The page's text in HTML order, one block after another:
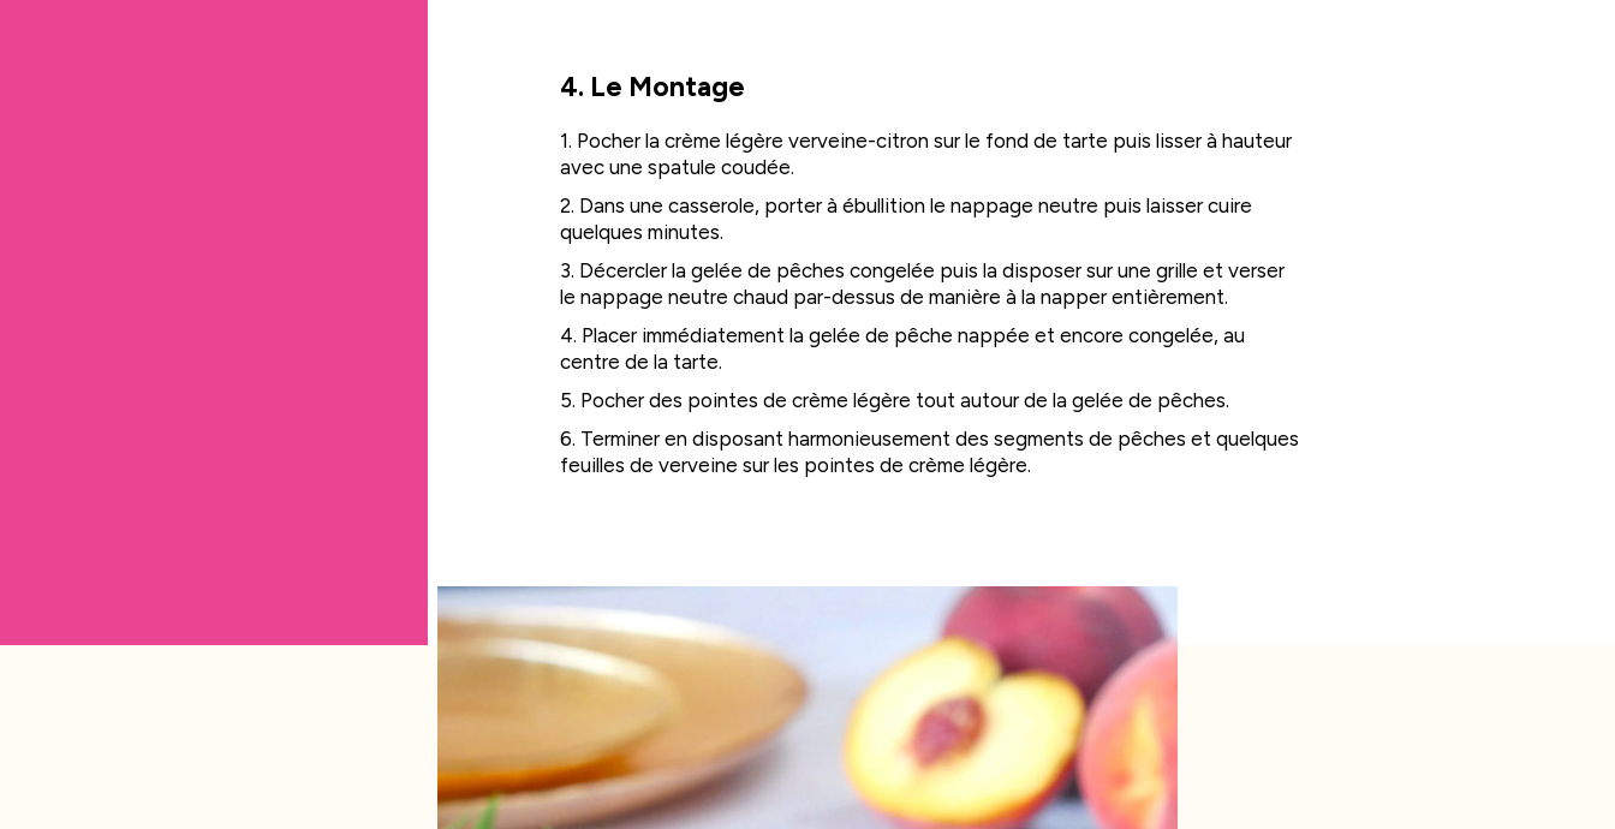
4. Le Montage
1. Pocher la crème légère verveine-citron sur le fond de tarte puis lisser à hauteur
avec une spatule coudée.
2. Dans une casserole, porter à ébullition le nappage neutre puis laisser cuire
quelques minutes.
3. Décercler la gelée de pêches congelée puis la disposer sur une grille et verser
le nappage neutre chaud par-dessus de manière à la napper entièrement.
4. Placer immédiatement la gelée de pêche nappée et encore congelée, au
centre de la tarte.
5. Pocher des pointes de crème légère tout autour de la gelée de pêches.
6. Terminer en disposant harmonieusement des segments de pêches et quelques
feuilles de verveine sur les pointes de crème légère.